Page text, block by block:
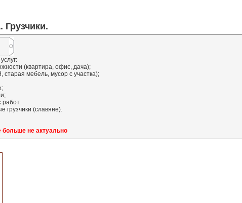
(квартира, офис, дача);
мебель, мусор с участка);
работ.
грузчики (славяне).
не актуально